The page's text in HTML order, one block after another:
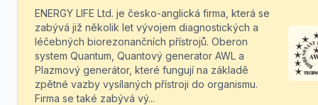
ENERGY LIFE Ltd. je česko-anglická firma, která se
zabývá již několik let vývojem diagnostických a
léčebných biorezonančních přístrojů. Oberon
system Quantum, Quantový generator AWL a
Plazmový generátor, které fungují na základě
zpětné vazby vysílaných přístroji do organismu.
Firma se také zabývá vý...